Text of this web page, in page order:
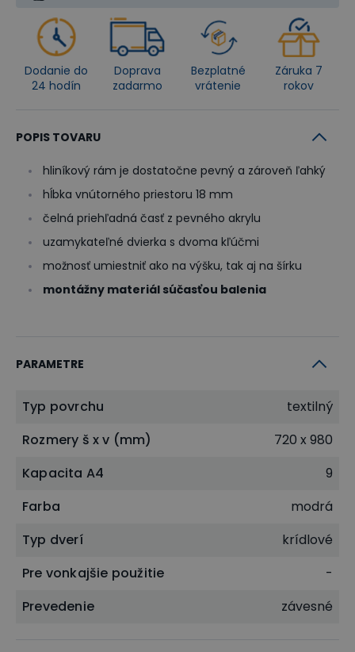
Dodanie do
24 hodín
Doprava
zadarmo
Bezplatné
vrátenie
Záruka 7
rokov
POPIS TOVARU
hliníkový rám je dostatočne pevný a zároveň ľahký
hĺbka vnútorného priestoru 18 mm
čelná priehľadná časť z pevného akrylu
uzamykateľné dvierka s dvoma kľúčmi
možnosť umiestniť ako na výšku, tak aj na šírku
montážny materiál súčasťou balenia
PARAMETRE
Typ povrchu
textilný
Rozmery š x v (mm)
720 x 980
Kapacita A4
9
Farba
modrá
Typ dverí
krídlové
Pre vonkajšie použitie
-
Prevedenie
závesné